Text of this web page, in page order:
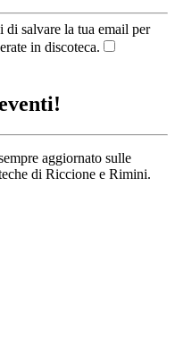
salvare la tua email per
in discoteca.
aggiornato sulle
di Riccione e Rimini.